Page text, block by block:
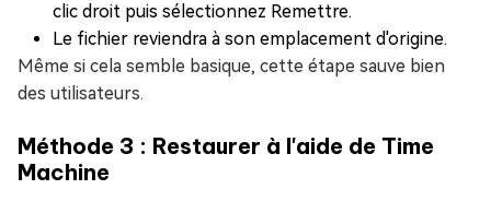
clic droit puis sélectionnez Remettre.
Le fichier reviendra à son emplacement d'origine.
Même si cela semble basique, cette étape sauve bien
des utilisateurs.
Méthode 3 : Restaurer à l'aide de Time
Machine